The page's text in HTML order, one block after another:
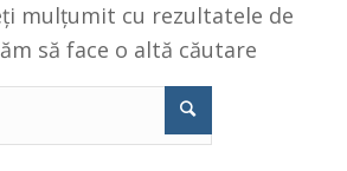
mulțumit cu rezultatele de
să face o altă căutare